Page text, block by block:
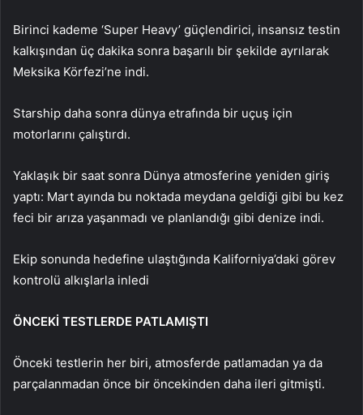
Birinci kademe ‘Super Heavy’ güçlendirici, insansız testin
kalkışından üç dakika sonra başarılı bir şekilde ayrılarak
Meksika Körfezi’ne indi.
Starship daha sonra dünya etrafında bir uçuş için
motorlarını çalıştırdı.
Yaklaşık bir saat sonra Dünya atmosferine yeniden giriş
yaptı: Mart ayında bu noktada meydana geldiği gibi bu kez
feci bir arıza yaşanmadı ve planlandığı gibi denize indi.
Ekip sonunda hedefine ulaştığında Kaliforniya’daki görev
kontrolü alkışlarla inledi
ÖNCEKİ TESTLERDE PATLAMIŞTI
Önceki testlerin her biri, atmosferde patlamadan ya da
parçalanmadan önce bir öncekinden daha ileri gitmişti.